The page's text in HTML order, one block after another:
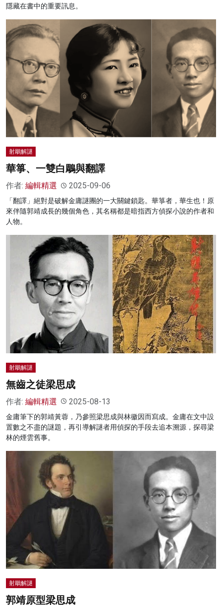
隱藏在書中的重要訊息。
射鵰解謎
華箏、一雙白鵰與翻譯
作者: 編輯精選 2025-09-06
「翻譯」絕對是破解金庸謎團的一大關鍵鎖匙。華箏者，華生也！原
來伴隨郭靖成長的幾個角色，其名稱都是暗指西方偵探小說的作者和
人物。
射鵰解謎
無齒之徒梁思成
作者: 編輯精選 2025-08-13
金庸筆下的郭靖黃蓉，乃參照梁思成與林徽因而寫成。金庸在文中設
置數之不盡的謎題，再引導解謎者用偵探的手段去追本溯源，探尋梁
林的煙雲舊事。
射鵰解謎
郭靖原型梁思成